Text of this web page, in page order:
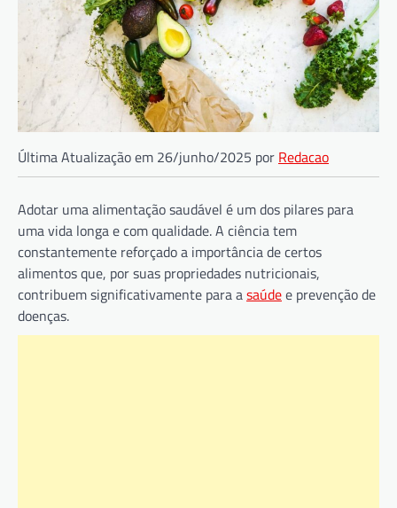
Última Atualização em 26/junho/2025 por Redacao
Adotar uma alimentação saudável é um dos pilares para
uma vida longa e com qualidade. A ciência tem
constantemente reforçado a importância de certos
alimentos que, por suas propriedades nutricionais,
contribuem significativamente para asaúdee prevenção de
doenças.